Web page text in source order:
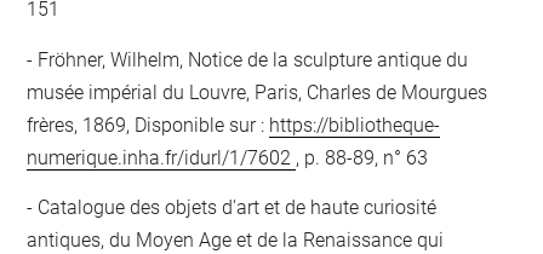
151
Fröhner, Wilhelm, Notice de la sculpture antique du
musée impérial du Louvre, Paris, Charles de Mourgues
frères, 1869, Disponible sur : https://bibliotheque-
numerique.inha.fr/idurl/1/7602 , p. 88-89, n° 63
Catalogue des objets d'art et de haute curiosité
antiques, du Moyen Age et de la Renaissance qui